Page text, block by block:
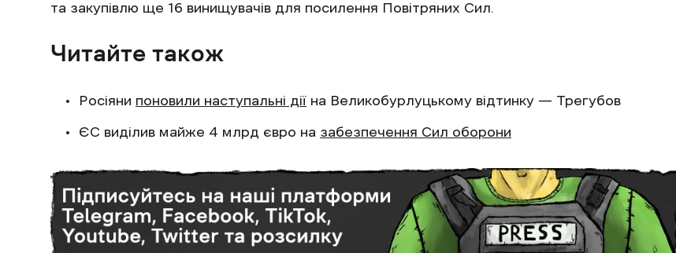
та закупівлю ще 16 винищувачів для посилення Повітряних Сил.
Читайте також
Росіяни поновили наступальні дії на Великобурлуцькому відтинку — Трегубов
ЄС виділив майже 4 млрд євро на забезпечення Сил оборони